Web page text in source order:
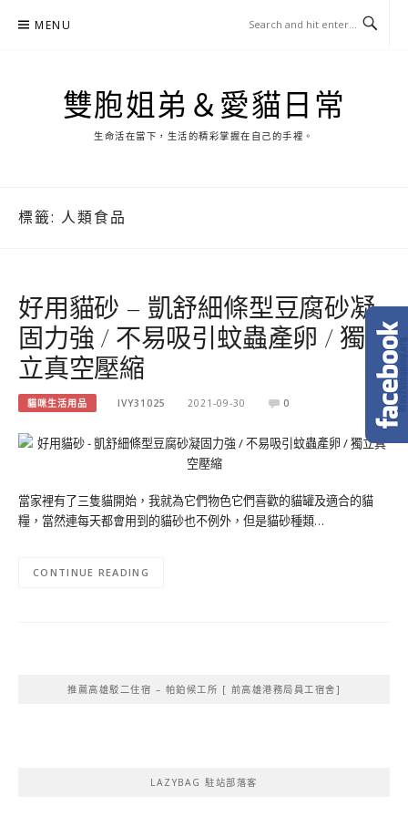
MENU
雙胞姐弟＆愛貓日常
生命活在當下，生活的精彩掌握在自己的手裡。
標籤: 人類食品
好用貓砂 – 凱舒細條型豆腐砂凝
固力強 / 不易吸引蚊蟲產卵 / 獨
立真空壓縮
貓咪生活用品 IVY31025 2021-09-30 0
當家裡有了三隻貓開始，我就為它們物色它們喜歡的貓罐及適合的貓
糧，當然連每天都會用到的貓砂也不例外，但是貓砂種類…
CONTINUE READING
推薦高雄駁二住宿 – 帕鉑候工所 [ 前高雄港務局員工宿舍]
LAZYBAG 駐站部落客